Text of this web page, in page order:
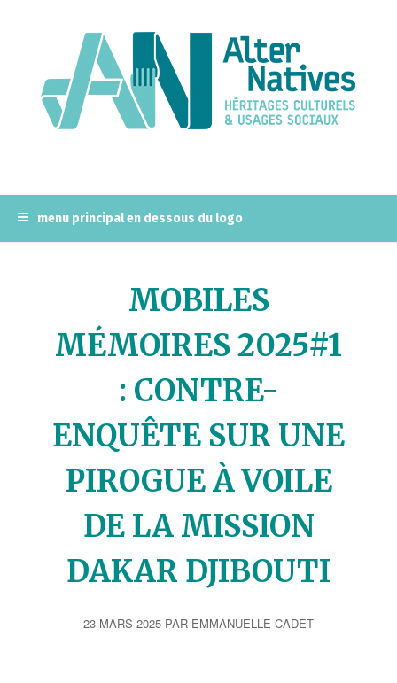
menu principal en dessous du logo
MOBILES
MÉMOIRES 2025#1
: CONTRE-
ENQUÊTE SUR UNE
PIROGUE À VOILE
DE LA MISSION
DAKAR DJIBOUTI
23 MARS 2025 PAR EMMANUELLE CADET